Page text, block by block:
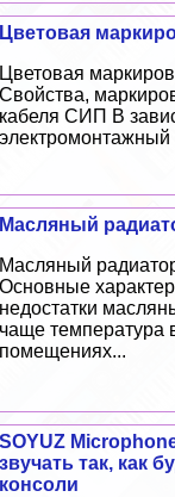
Цветовая
Цветовая
Свойства,
кабеля СИП В
Масляный
Масляный
Основные
недостатки
чаще температура
помещениях...
SOYUZ
звучать так, как
консоли